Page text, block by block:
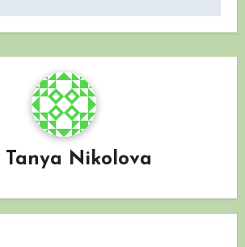
Tanya Nikolova